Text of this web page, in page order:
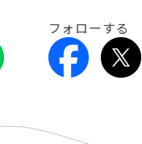
フォローする